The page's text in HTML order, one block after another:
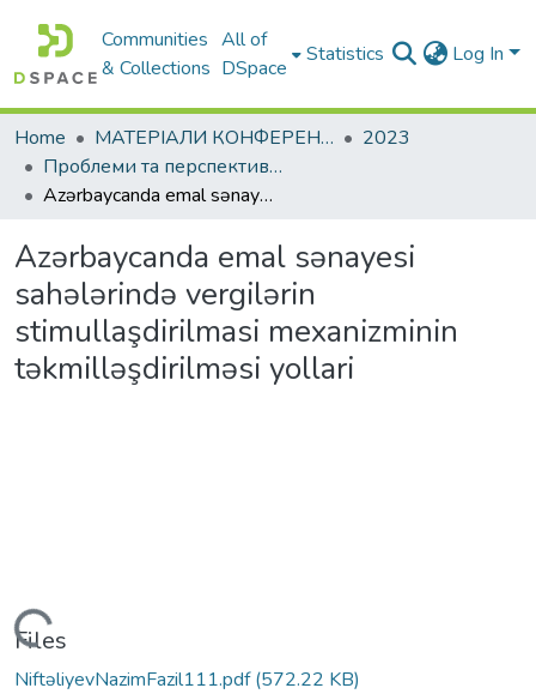
Communities
& Collections
All of
DSpace
Statistics Log In
Home МАТЕРІАЛИ КОНФЕРЕНЦІЙ
2023
Проблеми та перспективи розвитку підприємництва
Azərbaycanda emal sənayesi sahələrində vergilərin stimullaşdirilmasi mexanizminin təkmilləşdirilməsi yollari
Azərbaycanda emal sənayesi
sahələrində vergilərin
stimullaşdirilmasi mexanizminin
təkmilləşdirilməsi yollari
Loading...
Files
NiftəliyevNazimFazil111.pdf(572.22 KB)